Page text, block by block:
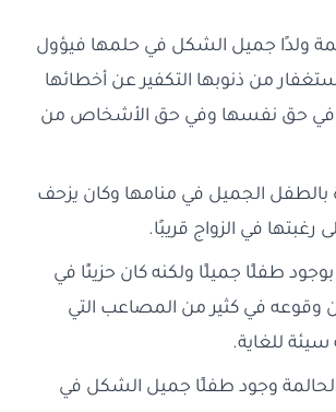
ولدًا جميل الشكل في حلمها فيؤول
من ذنوبها التكفير عن أخطائها
في حق نفسها وفي حق الأشخاص من
بالطفل الجميل في منامها وكان يزحف
رغبتها في الزواج قريبًا.
طفلًا جميلًا ولكنه كان حزينًا في
وقوعه في كثير من المصاعب التي
للغاية.
وجود طفلًا جميل الشكل في